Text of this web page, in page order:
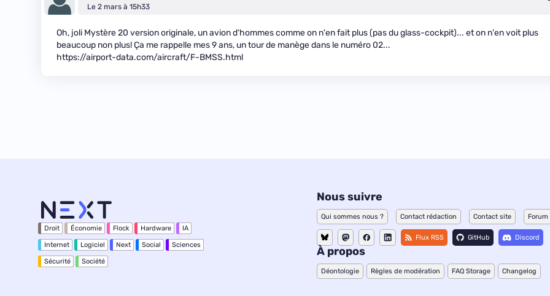
Le 2 mars à 15h33
Oh, joli Mystère 20 version originale, un avion d'hommes comme on n'en fait plus (pas du glass-cockpit)... et on n'en voit plus
beaucoup non plus! Ça me rappelle mes 9 ans, un tour de manège dans le numéro 02...
https://airport-data.com/aircraft/F-BMSS.html
Droit Économie Flock Hardware IA
Internet Logiciel Next Social Sciences
Sécurité Société
Nous suivre
Qui sommes nous ? Contact rédaction Contact site Forum
Flux RSS GitHub Discord
À propos
Déontologie Règles de modération FAQ Storage Changelog